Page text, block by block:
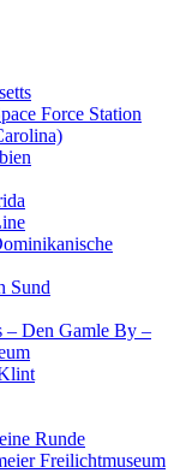
Force Station
Sund
– Den Gamle By –
Runde
Freilichtmuseum